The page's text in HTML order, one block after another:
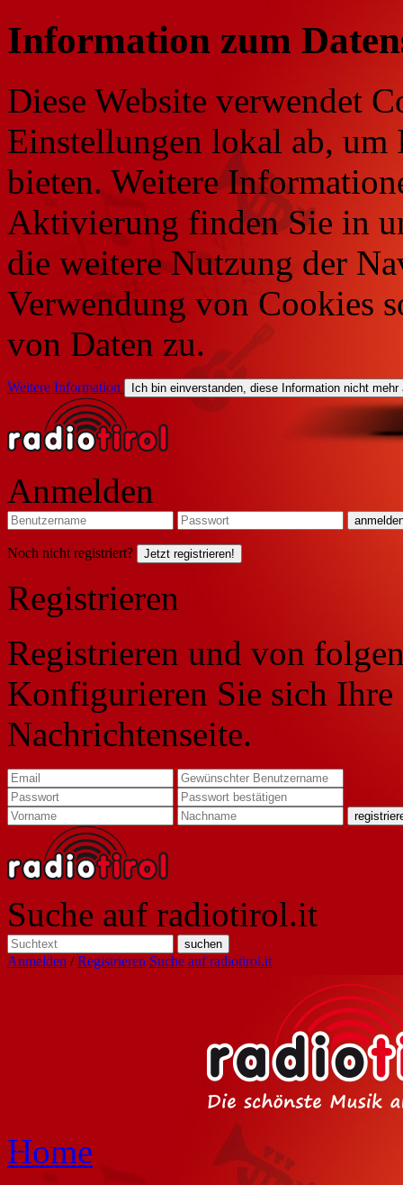
Information zum
Diese Website verwendet
Einstellungen lokal ab, um
bieten. Weitere
Aktivierung finden Sie in
die weitere Nutzung der
Verwendung von Cookies
von Daten zu.
Weitere Information Ich bin einverstanden, diese Information nicht mehr
Anmelden
Noch nicht registriert? Jetzt registrieren!
Registrieren
Registrieren und von
Konfigurieren Sie sich
Nachrichtenseite.
Suche auf radiotirol.it
Anmelden /Registrieren Suche auf radiotirol.it
Home